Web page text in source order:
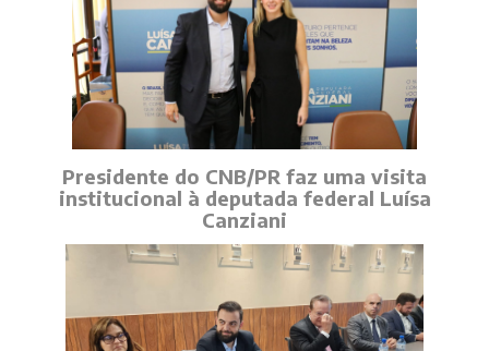
Presidente do CNB/PR faz uma visita
institucional à deputada federal Luísa
Canziani